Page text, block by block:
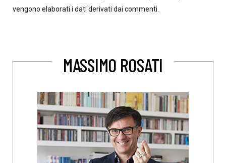
vengono elaborati i dati derivati dai commenti
MASSIMO ROSATI